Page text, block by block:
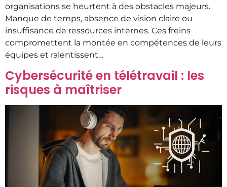
organisations se heurtent à des obstacles majeurs.
Manque de temps, absence de vision claire ou
insuffisance de ressources internes. Ces freins
compromettent la montée en compétences de leurs
équipes et ralentissent…
Cybersécurité en télétravail : les
risques à maîtriser